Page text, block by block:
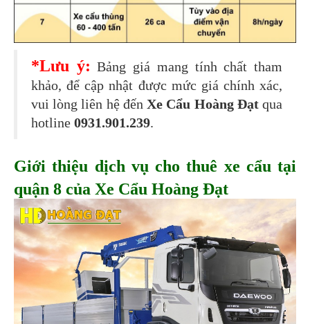
*Lưu ý: Bảng giá mang tính chất tham
khảo, để cập nhật được mức giá chính xác,
vui lòng liên hệ đếnXe Cẩu Hoàng Đạtqua
hotline 0931.901.239.
Giới thiệu dịch vụ cho thuê xe cẩu tại
quận 8 của Xe Cẩu Hoàng Đạt